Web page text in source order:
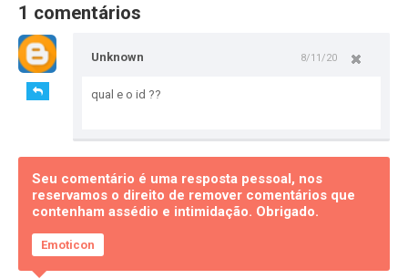
1 comentários
Unknown 8/11/20
qual e o id ??
Seu comentário é uma resposta pessoal, nos
reservamos o direito de remover comentários que
contenham assédio e intimidação. Obrigado.
Emoticon